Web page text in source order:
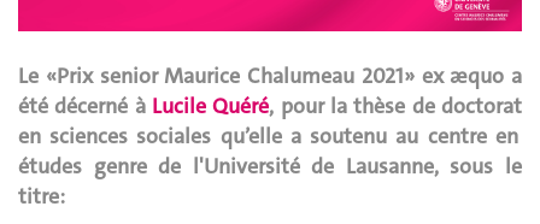
Le «Prix senior Maurice Chalumeau 2021» ex æquo a
été décerné à Lucile Quéré, pour la thèse de doctorat
en sciences sociales qu’elle a soutenu au centre en
études genre de l'Université de Lausanne, sous le
titre: